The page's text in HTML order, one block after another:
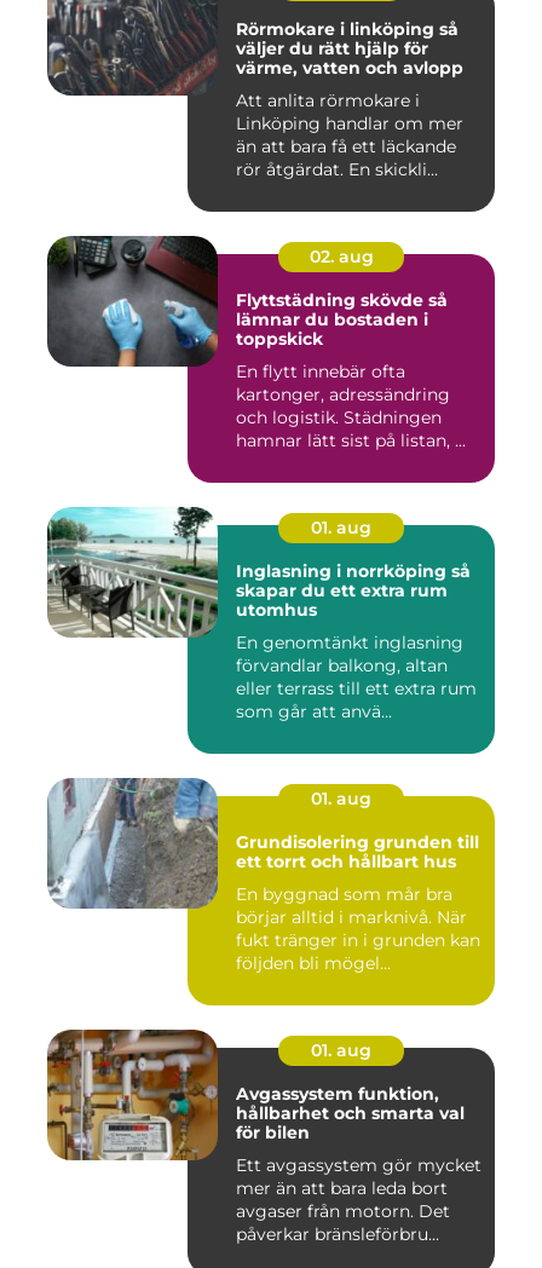
Rörmokare i linköping så
väljer du rätt hjälp för
värme, vatten och avlopp
Att anlita rörmokare i
Linköping handlar om mer
än att bara få ett läckande
rör åtgärdat. En skickli...
02. aug
Flyttstädning skövde så
lämnar du bostaden i
toppskick
En flytt innebär ofta
kartonger, adressändring
och logistik. Städningen
hamnar lätt sist på listan, ...
01. aug
Inglasning i norrköping så
skapar du ett extra rum
utomhus
En genomtänkt inglasning
förvandlar balkong, altan
eller terrass till ett extra rum
som går att anvä...
01. aug
Grundisolering grunden till
ett torrt och hållbart hus
En byggnad som mår bra
börjar alltid i marknivå. När
fukt tränger in i grunden kan
följden bli mögel...
01. aug
Avgassystem funktion,
hållbarhet och smarta val
för bilen
Ett avgassystem gör mycket
mer än att bara leda bort
avgaser från motorn. Det
påverkar bränsleförbru...